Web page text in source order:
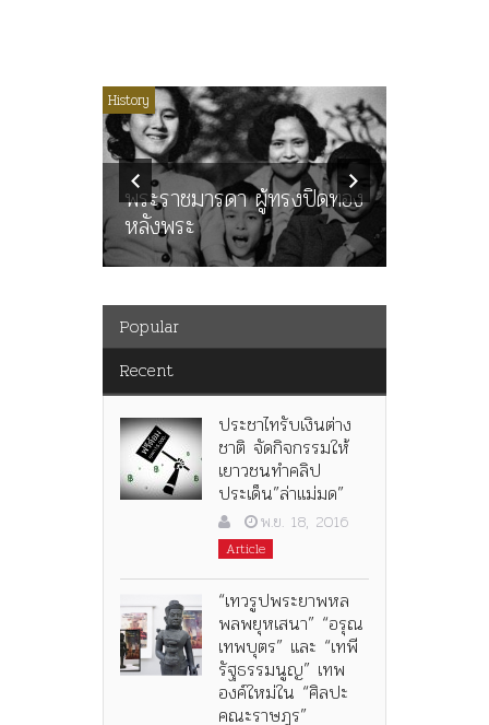
History
พระราชมารดา ผู้ทรงปิดทอง
หลังพระ
Popular
Recent
ประชาไทรับเงินต่าง
ชาติ จัดกิจกรรมให้
เยาวชนทำคลิป
ประเด็น”ล่าแม่มด”
พ.ย. 18, 2016
Article
“เทวรูปพระยาพหล
พลพยุหเสนา” “อรุณ
เทพบุตร” และ “เทพี
รัฐธรรมนูญ” เทพ
องค์ใหม่ใน “ศิลปะ
คณะราษฎร”